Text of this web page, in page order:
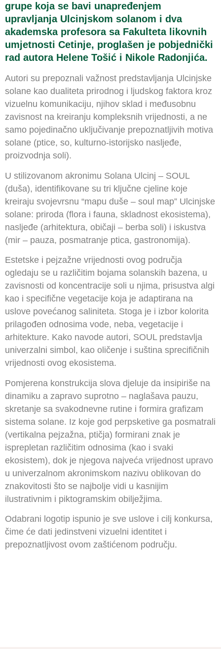
grupe koja se bavi unapređenjem
upravljanja Ulcinjskom solanom i dva
akademska profesora sa Fakulteta likovnih
umjetnosti Cetinje, proglašen je pobjednički
rad autora Helene Tošić i Nikole Radonjića.
Autori su prepoznali važnost predstavljanja Ulcinjske
solane kao dualiteta prirodnog i ljudskog faktora kroz
vizuelnu komunikaciju, njihov sklad i međusobnu
zavisnost na kreiranju kompleksnih vrijednosti, a ne
samo pojedinačno uključivanje prepoznatljivih motiva
solane (ptice, so, kulturno-istorijsko nasljeđe,
proizvodnja soli).
U stilizovanom akronimu Solana Ulcinj – SOUL
(duša), identifikovane su tri ključne cjeline koje
kreiraju svojevrsnu “mapu duše – soul map” Ulcinjske
solane: priroda (flora i fauna, skladnost ekosistema),
nasljeđe (arhitektura, običaji – berba soli) i iskustva
(mir – pauza, posmatranje ptica, gastronomija).
Estetske i pejzažne vrijednosti ovog područja
ogledaju se u različitim bojama solanskih bazena, u
zavisnosti od koncentracije soli u njima, prisustva algi
kao i specifične vegetacije koja je adaptirana na
uslove povećanog saliniteta. Stoga je i izbor kolorita
prilagođen odnosima vode, neba, vegetacije i
arhitekture. Kako navode autori, SOUL predstavlja
univerzalni simbol, kao oličenje i suština sprecifičnih
vrijednosti ovog ekosistema.
Pomjerena konstrukcija slova djeluje da insipiriše na
dinamiku a zapravo suprotno – naglašava pauzu,
skretanje sa svakodnevne rutine i formira grafizam
sistema solane. Iz koje god perpsketive ga posmatrali
(vertikalna pejzažna, ptičja) formirani znak je
isprepletan različitim odnosima (kao i svaki
ekosistem), dok je njegova najveća vrijednost upravo
u univerzalnom akronimskom nazivu oblikovan do
znakovitosti što se najbolje vidi u kasnijim
ilustrativnim i piktogramskim obilježjima.
Odabrani logotip ispunio je sve uslove i cilj konkursa,
čime će dati jedinstveni vizuelni identitet i
prepoznatljivost ovom zaštićenom području.